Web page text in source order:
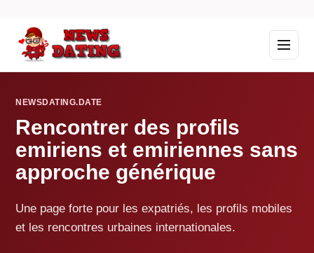
NEWSDATING.DATE
Rencontrer des profils
emiriens et emiriennes sans
approche générique
Une page forte pour les expatriés, les profils mobiles
et les rencontres urbaines internationales.